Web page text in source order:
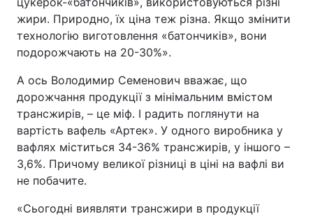
жири. Природно, їх ціна теж різна. Якщо змінити
технологію виготовлення «батончиків», вони
подорожчають на 20-30%».
А ось Володимир Семенович вважає, що
дорожчання продукції з мінімальним вмістом
трансжирів, – це міф. І радить поглянути на
вартість вафель «Артек». У одного виробника у
вафлях міститься 34-36% трансжирів, у іншого –
3,6%. Причому великої різниці в ціні на вафлі ви
не побачите.
«Сьогодні виявляти трансжири в продукції